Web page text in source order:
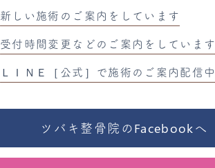
新しい施術のご案内をしています
受付時間変更などのご案内をしています
ＬＩＮＥ［公式］で施術のご案内配信中
ツバキ整骨院のFacebookへ